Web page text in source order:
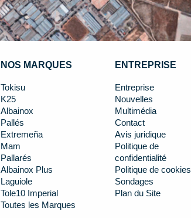
NOS MARQUES
Tokisu
K25
Albainox
Pallés
Extremeña
Mam
Pallarés
Albainox Plus
Laguiole
Tole10 Imperial
Toutes les Marques
ENTREPRISE
Entreprise
Nouvelles
Multimédia
Contact
Avis juridique
Politique de
confidentialité
Politique de cookies
Sondages
Plan du Site